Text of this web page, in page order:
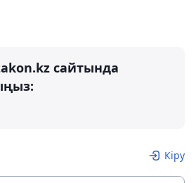
сайтында
Кіру